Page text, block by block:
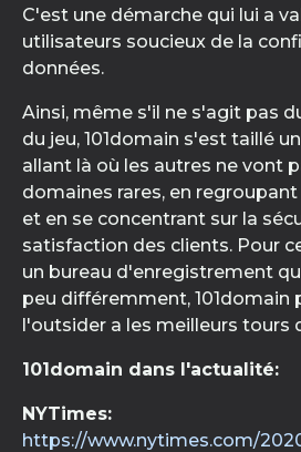
C'est une démarche qui lui a
utilisateurs soucieux de la
données.
Ainsi, même s'il ne s'agit pas
du jeu, 101domain s'est taillé
allant là où les autres ne vont
domaines rares, en
et en se concentrant sur la
satisfaction des clients. Pour
un bureau d'enregistrement
peu différemment, 101domain
l'outsider a les meilleurs tours
101domain dans l'actualité:
NYTimes:
https://www.nytimes.com/